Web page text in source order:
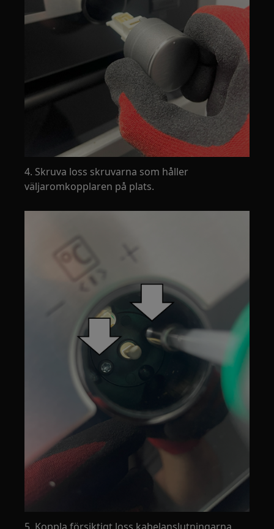
4. Skruva loss skruvarna som håller
väljaromkopplaren på plats.